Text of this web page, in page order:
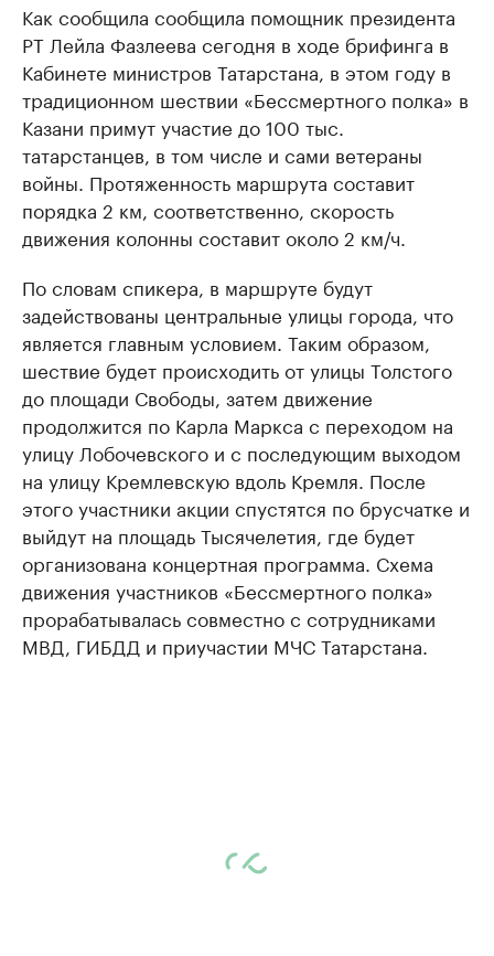
Как сообщила сообщила помощник президента
РТ Лейла Фазлеева сегодня в ходе брифинга в
Кабинете министров Татарстана, в этом году в
традиционном шествии ​«Бессмертного полка» в
Казани примут участие до 100 тыс.
татарстанцев, в том числе и сами ветераны
войны. Протяженность маршрута составит
порядка 2 км, соответственно, скорость
движения колонны составит около 2 км/ч.
По словам спикера, в маршруте будут
задействованы центральные улицы города, что
является главным условием. Таким образом,
шествие будет происходить от улицы Толстого
до площади Свободы, затем движение
продолжится по Карла Маркса с переходом на
улицу Лобочевского и с последующим выходом
на улицу Кремлевскую вдоль Кремля. После
этого участники акции спустятся по брусчатке и
выйдут на площадь Тысячелетия, где будет
организована концертная программа. Схема
движения участников «Бессмертного полка»
прорабатывалась совместно с сотрудниками
МВД, ГИБДД и приучастии МЧС Татарстана.